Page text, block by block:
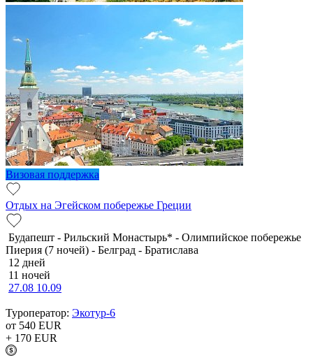
Визовая поддержка
Отдых на Эгейском побережье Греции
Будапешт - Рильский Монастырь* - Олимпийское побережье
Пиерия (7 ночей) - Белград - Братислава
12 дней
11 ночей
27.08 10.09
Туроператор: Экотур-6
от 540 EUR
+ 170 EUR